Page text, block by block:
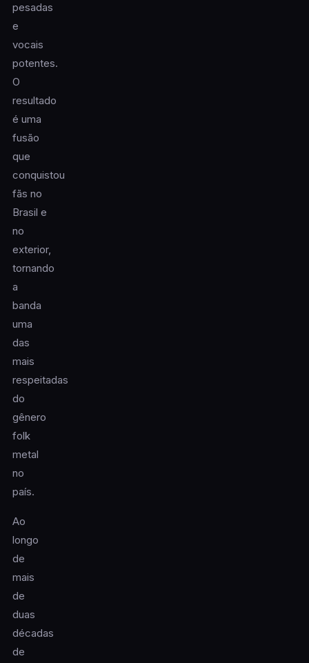
pesadas
e
vocais
potentes.
O
resultado
é uma
fusão
que
conquistou
fãs no
Brasil e
no
exterior,
tornando
a
banda
uma
das
mais
respeitadas
do
gênero
folk
metal
no
país.
Ao
longo
de
mais
de
duas
décadas
de